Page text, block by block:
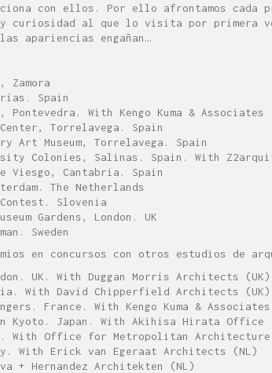
con ellos. Por ello afrontamos cada
al que lo visita por primera
apariencias engañan…
Zamora
Spain
With Kengo Kuma & Associates
Torrelavega. Spain
Art Museum, Torrelavega. Spain
Colonies, Salinas. Spain. With
Viesgo, Cantabria. Spain
The Netherlands
Slovenia
Gardens, London. UK
Sweden
en concursos con otros estudios de
UK. With Duggan Morris Architects (UK)
With David Chipperfield Architects (UK)
France. With Kengo Kuma &
Kyoto. Japan. With Akihisa Hirata Office
With Office for Metropolitan Architecture
With Erick van Egeraat Architects (NL)
+ Hernandez Architekten (NL)